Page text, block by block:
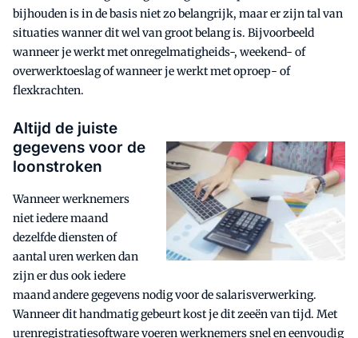
bijhouden is in de basis niet zo belangrijk, maar er zijn tal van
situaties wanner dit wel van groot belang is. Bijvoorbeeld
wanneer je werkt met onregelmatigheids-, weekend- of
overwerktoeslag of wanneer je werkt met oproep- of
flexkrachten.
Altijd de juiste
gegevens voor de
loonstroken
Wanneer werknemers
niet iedere maand
dezelfde diensten of
aantal uren werken dan
zijn er dus ook iedere
maand andere gegevens nodig voor de salarisverwerking.
Wanneer dit handmatig gebeurt kost je dit zeeën van tijd. Met
urenregistratiesoftware voeren werknemers snel en eenvoudig